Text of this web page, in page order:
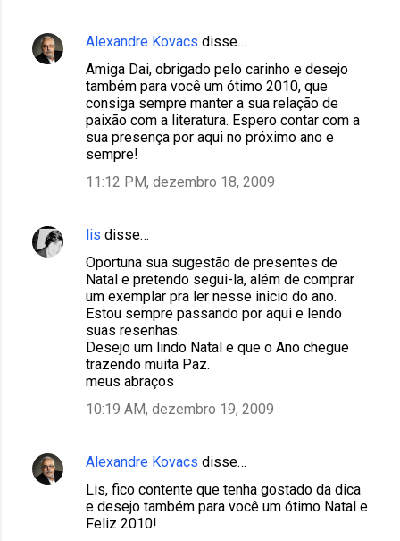
Alexandre Kovacs disse…
Amiga Dai, obrigado pelo carinho e desejo
também para você um ótimo 2010, que
consiga sempre manter a sua relação de
paixão com a literatura. Espero contar com a
sua presença por aqui no próximo ano e
sempre!
11:12 PM, dezembro 18, 2009
lis disse…
Oportuna sua sugestão de presentes de
Natal e pretendo segui-la, além de comprar
um exemplar pra ler nesse inicio do ano.
Estou sempre passando por aqui e lendo
suas resenhas.
Desejo um lindo Natal e que o Ano chegue
trazendo muita Paz.
meus abraços
10:19 AM, dezembro 19, 2009
Alexandre Kovacs disse…
Lis, fico contente que tenha gostado da dica
e desejo também para você um ótimo Natal e
Feliz 2010!